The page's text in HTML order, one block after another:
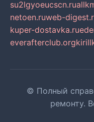
su2lgyoeucscn.ru
netoen.ruweb-
kuper-dostavka.ru
everafterclub.org
© Полный
ремонту.